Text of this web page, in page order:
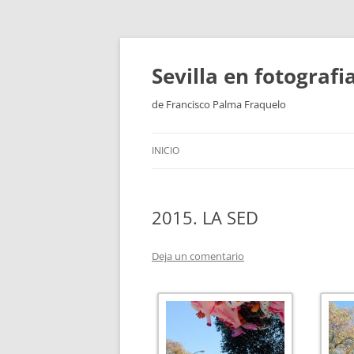
Saltar
contenido
Sevilla en
de Francisco Palma Fraquelo
INICIO
2015. LA SED
Deja un comentario